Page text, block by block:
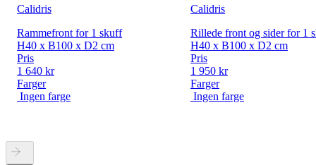
Calidris
Rammefront for 1 skuff
H40 x B100 x D2 cm
Pris
1 640 kr
Farger
Ingen farge
Calidris
Rillede front og sider for 1
H40 x B100 x D2 cm
Pris
1 950 kr
Farger
Ingen farge